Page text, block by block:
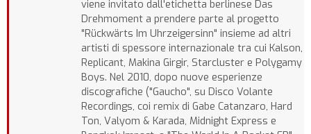
viene invitato dall'etichetta berlinese Das
Drehmoment a prendere parte al progetto
"Rückwärts Im Uhrzeigersinn" insieme ad altri
artisti di spessore internazionale tra cui Kalson,
Replicant, Makina Girgir, Starcluster e Polygamy
Boys. Nel 2010, dopo nuove esperienze
discografiche ("Gaucho", su Disco Volante
Recordings, coi remix di Gabe Catanzaro, Hard
Ton, Valyom & Karada, Midnight Express e